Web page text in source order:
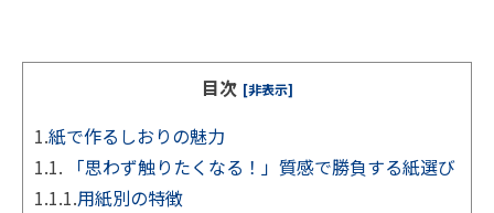
目次 [非表示]
1.紙で作るしおりの魅力
1.1. 「思わず触りたくなる！」質感で勝負する紙選び
1.1.1.用紙別の特徴